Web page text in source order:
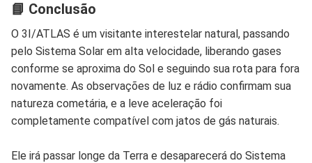
📘 Conclusão
O 3I/ATLAS é um visitante interestelar natural, passando
pelo Sistema Solar em alta velocidade, liberando gases
conforme se aproxima do Sol e seguindo sua rota para fora
novamente. As observações de luz e rádio confirmam sua
natureza cometária, e a leve aceleração foi
completamente compatível com jatos de gás naturais.
Ele irá passar longe da Terra e desaparecerá do Sistema